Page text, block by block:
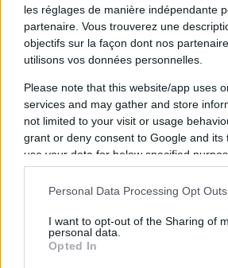
les réglages de manière indépendante
partenaire. Vous trouverez une
objectifs sur la façon dont nos
utilisons vos données personnelles.
Please note that this website/app uses
services and may gather and store
not limited to your visit or usage
grant or deny consent to Google and its
use your data for below specified
consent section.
Personal Data Processing Opt Outs
I want to opt-out of the Sharing of
personal data.
Opted In
Toulouse
Mai 2026
39-31
Derniers Matchs
Lyon OU
Juin 2026
25-28
Toulouse
Mai 2026
39-31